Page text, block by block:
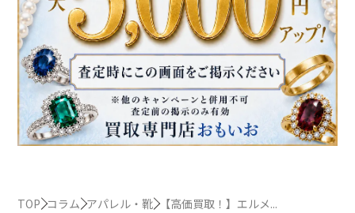
TOP コラム アパレル・靴 【高価買取！】エルメ...